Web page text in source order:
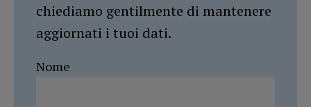
chiediamo gentilmente di mantenere
aggiornati i tuoi dati.
Nome